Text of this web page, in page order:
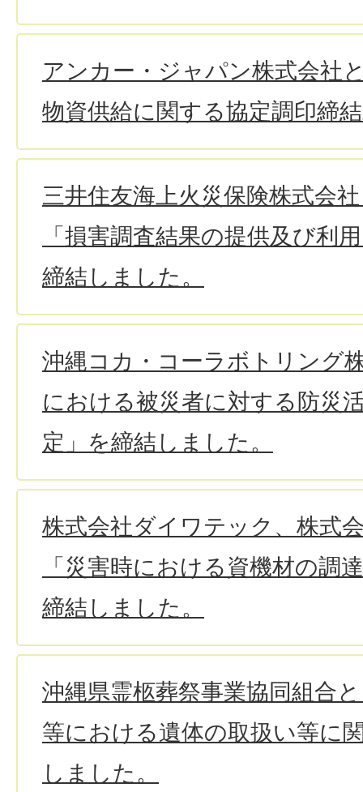
アンカー・ジャパン株式会社
物資供給に関する協定調印締
三井住友海上火災保険株式会
「損害調査結果の提供及び利
締結しました。
沖縄コカ・コーラボトリング
における被災者に対する防災
定」を締結しました。
株式会社ダイワテック、株式
「災害時における資機材の調
締結しました。
沖縄県霊柩葬祭事業協同組合
等における遺体の取扱い等に
しました。